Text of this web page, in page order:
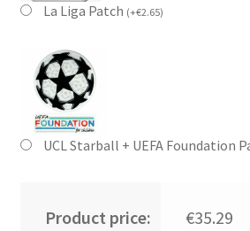
La Liga Patch (+€2.65)
UCL Starball + UEFA Foundation
Product price: €35.29